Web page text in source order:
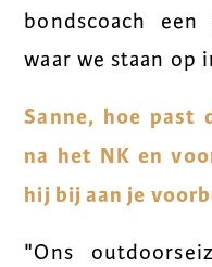
bondscoach
waar we staan op
Sanne, hoe past
na het NK en
hij bij aan je
"Ons